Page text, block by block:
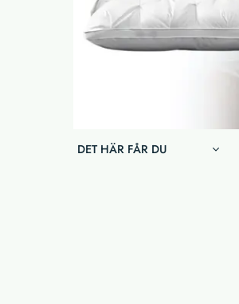
DET HÄR FÅR DU